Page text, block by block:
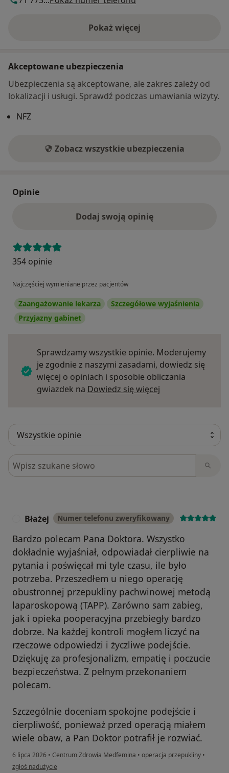
Pokaż więcej
o adresie
Akceptowane ubezpieczenia
Ubezpieczenia są akceptowane, ale zakres zależy od
lokalizacji i usługi. Sprawdź podczas umawiania wizyty.
NFZ
Zobacz wszystkie ubezpieczenia
Opinie
Dodaj swoją opinię
354 opinie
Najczęściej wymieniane przez pacjentów
Zaangażowanie lekarza
Szczegółowe wyjaśnienia
Przyjazny gabinet
Sprawdzamy wszystkie opinie. Moderujemy
je zgodnie z naszymi zasadami, dowiedz się
więcej o opiniach i sposobie obliczania
gwiazdek na Dowiedz się więcej
Szukaj w opiniach
Błażej Numer telefonu zweryfikowany
Bardzo polecam Pana Doktora. Wszystko
dokładnie wyjaśniał, odpowiadał cierpliwie na
pytania i poświęcał mi tyle czasu, ile było
potrzeba. Przeszedłem u niego operację
obustronnej przepukliny pachwinowej metodą
laparoskopową (TAPP). Zarówno sam zabieg,
jak i opieka pooperacyjna przebiegły bardzo
dobrze. Na każdej kontroli mogłem liczyć na
rzeczowe odpowiedzi i życzliwe podejście.
Dziękuję za profesjonalizm, empatię i poczucie
bezpieczeństwa. Z pełnym przekonaniem
polecam.
Szczególnie doceniam spokojne podejście i
cierpliwość, ponieważ przed operacją miałem
wiele obaw, a Pan Doktor potrafił je rozwiać.
6 lipca 2026 • Centrum Zdrowia Medfemina • operacja przepukliny •
w opinii użytkownika Błażej
zgłoś nadużycie